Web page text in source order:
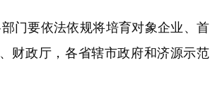
门要依法依规将培育对象企业、首
财政厅，各省辖市政府和济源示范